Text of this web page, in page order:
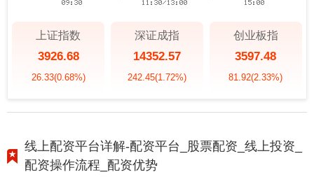
上证指数
3926.68
26.33(0.68%)
深证成指
14352.57
242.45(1.72%)
创业板指
3597.48
81.92(2.33%)
线上配资平台详解-配资平台_股票配资_线上投资_
配资操作流程_配资优势